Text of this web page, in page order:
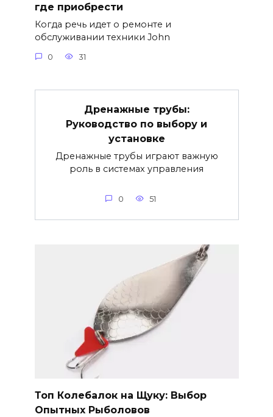
где приобрести
Когда речь идет о ремонте и
обслуживании техники John
0 31
Дренажные трубы:
Руководство по выбору и
установке
Дренажные трубы играют важную
роль в системах управления
0 51
Топ Колебалок на Щуку: Выбор
Опытных Рыболовов